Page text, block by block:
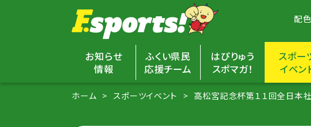
配色
お知らせ
情報
ふくい県民
応援チーム
はぴりゅう
スポマガ！
スポー
イベン
ホーム スポーツイベント 高松宮記念杯第１１回全日本